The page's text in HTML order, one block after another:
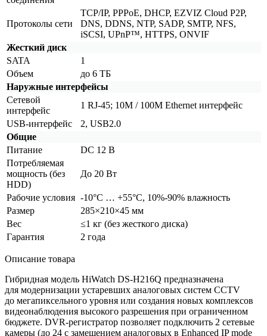
Протоколы сети
TCP/IP, PPPoE, DHCP, EZVIZ Cloud P2P,
DNS, DDNS, NTP, SADP, SMTP, NFS,
iSCSI, UPnP™, HTTPS, ONVIF
Жесткий диск
SATA
1
Объем
до 6 ТБ
Наружные интерфейсы
Сетевой
интерфейс
1 RJ-45; 10M / 100M Ethernet интерфейс
USB-интерфейс
2, USB2.0
Общие
Питание
DC 12 В
Потребляемая
мощность (без
HDD)
До 20 Вт
Рабочие условия -10°C … +55°C, 10%-90% влажность
Размер
285×210×45 мм
Вес
≤1 кг (без жесткого диска)
Гарантия
2 года
Описание товара
Гибридная модель HiWatch DS-H216Q предназначена
для модернизации устаревших аналоговых систем CCTV
до мегапиксельного уровня или создания новых комплексов
видеонаблюдения высокого разрешения при ограниченном
бюджете. DVR-регистратор позволяет подключить 2 сетевые
камеры (до 24 с замещением аналоговых в Enhanced IP mode